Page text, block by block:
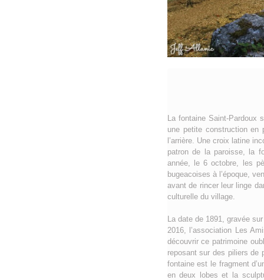
La fontaine Saint-Pardoux
une petite construction
l’arrière. Une croix latine
patron de la paroisse, la
année, le 6 octobre, les
bugeacoises à l’époque,
avant de rincer leur linge
culturelle du village.
La date de 1891, gravée
2016, l’association Les
découvrir ce patrimoine
reposant sur des piliers de
fontaine est le fragment
en deux lobes et la